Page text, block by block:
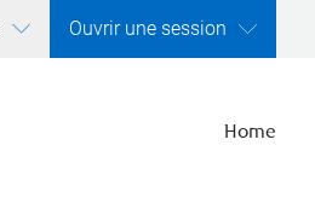
Ouvrir une session
Home